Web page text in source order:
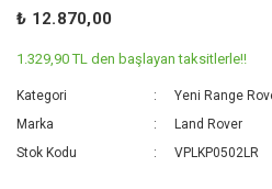
₺ 12.870,00
1.329,90 TL den başlayan taksitlerle!!
Kategori
Yeni Range
Marka
Land Rover
Stok Kodu
VPLKP0502LR